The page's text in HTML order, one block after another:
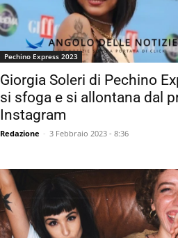
Pechino Express 2023
Giorgia Soleri di Pechino
si sfoga e si allontana dal
Instagram
Redazione - 3 Febbraio 2023 - 8:36